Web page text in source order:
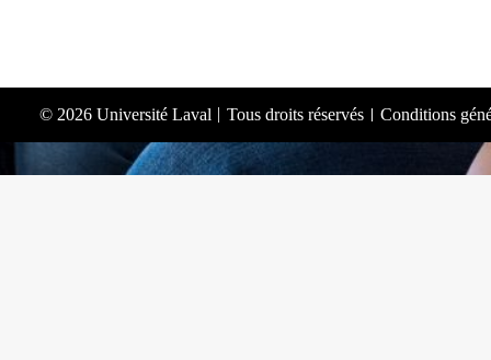
© 2026 Université Laval Tous droits réservés Conditions